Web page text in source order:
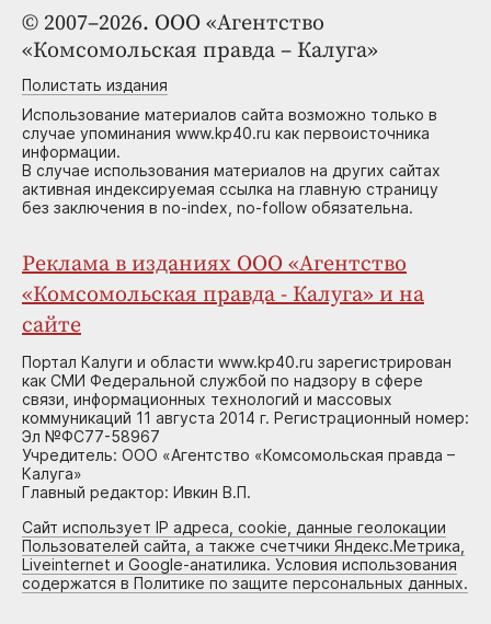
© 2007–2026. ООО «Агентство
«Комсомольская правда – Калуга»
Полистать издания
Использование материалов сайта возможно только в
случае упоминания www.kp40.ru как первоисточника
информации.
В случае использования материалов на других сайтах
активная индексируемая ссылка на главную страницу
без заключения в no-index, no-follow обязательна.
Реклама в изданиях ООО «Агентство
«Комсомольская правда - Калуга» и на
сайте
Портал Калуги и области www.kp40.ru зарегистрирован
как СМИ Федеральной службой по надзору в сфере
связи, информационных технологий и массовых
коммуникаций 11 августа 2014 г. Регистрационный номер:
Эл №ФС77-58967
Учредитель: ООО «Агентство «Комсомольская правда –
Калуга»
Главный редактор: Ивкин В.П.
Сайт использует IP адреса, cookie, данные геолокации
Пользователей сайта, а также счетчики Яндекс.Метрика,
Liveinternet и Google-анатилика. Условия использования
содержатся в Политике по защите персональных данных.